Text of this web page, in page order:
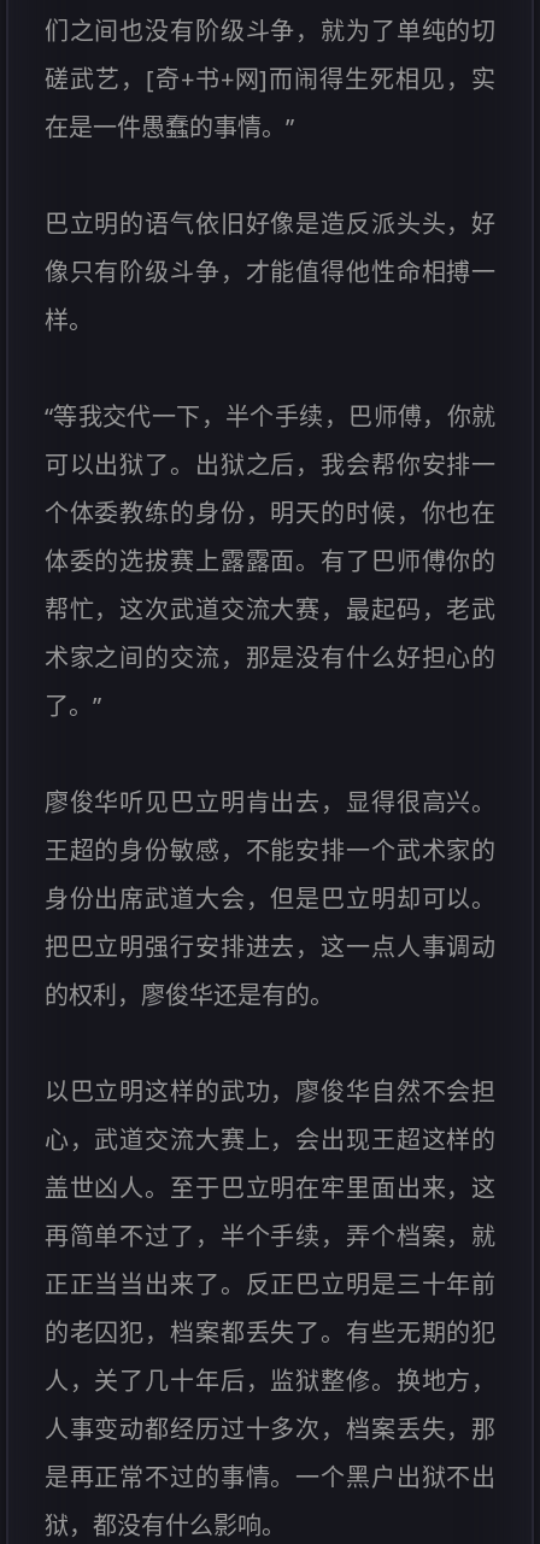
们之间也没有阶级斗争，就为了单纯的切
磋武艺，[奇+书+网]而闹得生死相见，实
在是一件愚蠢的事情。”
巴立明的语气依旧好像是造反派头头，好
像只有阶级斗争，才能值得他性命相搏一
样。
“等我交代一下，半个手续，巴师傅，你就
可以出狱了。出狱之后，我会帮你安排一
个体委教练的身份，明天的时候，你也在
体委的选拔赛上露露面。有了巴师傅你的
帮忙，这次武道交流大赛，最起码，老武
术家之间的交流，那是没有什么好担心的
了。”
廖俊华听见巴立明肯出去，显得很高兴。
王超的身份敏感，不能安排一个武术家的
身份出席武道大会，但是巴立明却可以。
把巴立明强行安排进去，这一点人事调动
的权利，廖俊华还是有的。
以巴立明这样的武功，廖俊华自然不会担
心，武道交流大赛上，会出现王超这样的
盖世凶人。至于巴立明在牢里面出来，这
再简单不过了，半个手续，弄个档案，就
正正当当出来了。反正巴立明是三十年前
的老囚犯，档案都丢失了。有些无期的犯
人，关了几十年后，监狱整修。换地方，
人事变动都经历过十多次，档案丢失，那
是再正常不过的事情。一个黑户出狱不出
狱，都没有什么影响。